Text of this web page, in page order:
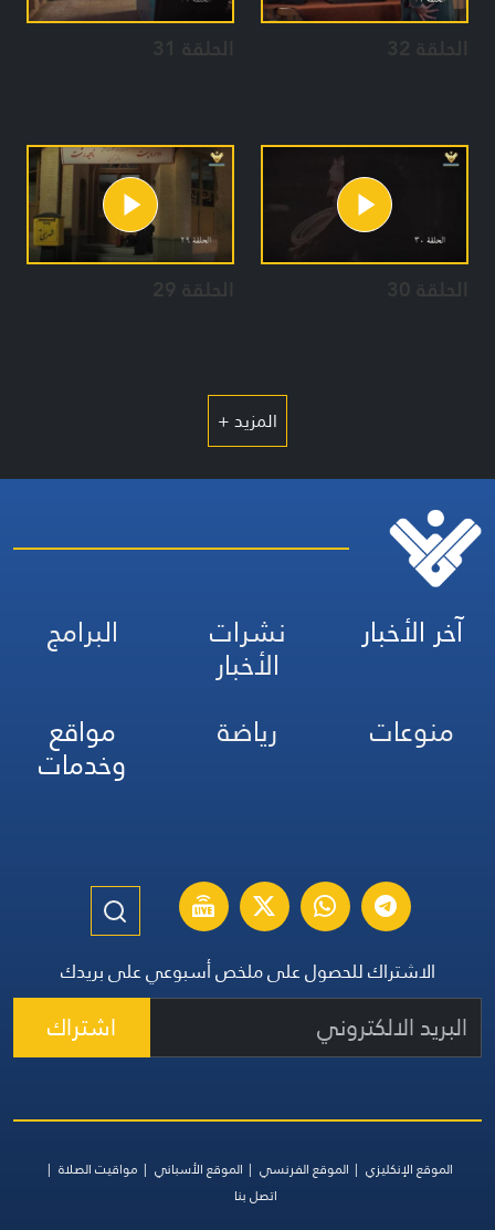
الحلقة 32 الحلقة 31
الحلقة 30 الحلقة 29
المزيد +
آخر الأخبار نشرات
الأخبار
البرامج
منوعات
رياضة مواقع
وخدمات
الاشتراك للحصول على ملخص أسبوعي على بريدك
اشتراك
الموقع الإنكليزي الموقع الفرنسي الموقع الأسباني
مواقيت الصلاة
اتصل بنا